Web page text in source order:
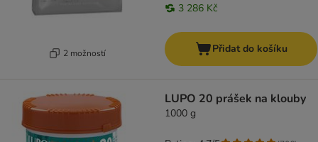
2 možností
3 286 Kč
Přidat do košíku
LUPO 20 prášek na klouby
1000 g